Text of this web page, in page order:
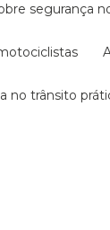
segurança
no trânsito